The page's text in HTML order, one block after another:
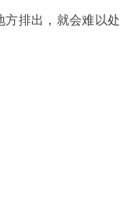
方排出，就会难以处